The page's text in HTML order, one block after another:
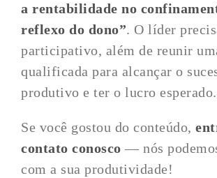
a rentabilidade no
reflexo do dono”. O líder
participativo, além de reunir
qualificada para alcançar o
produtivo e ter o lucro esperado.
Se você gostou do conteúdo,
contato conosco — nós
com a sua produtividade!